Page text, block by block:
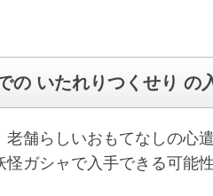
の いたれりつくせり の
老舗らしいおもてなしの心
怪ガシャで入手できる可能